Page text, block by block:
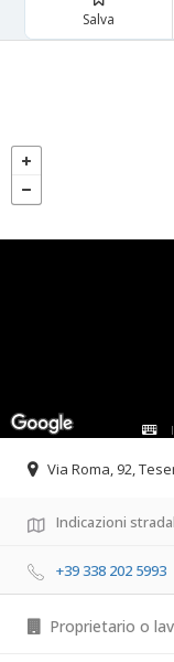
Salva
Via Roma, 92,
Indicazioni
+39 338 202 5993
Proprietario o